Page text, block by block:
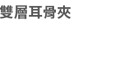
層耳骨夾